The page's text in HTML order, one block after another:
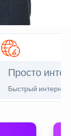
Просто
Быстрый интернет